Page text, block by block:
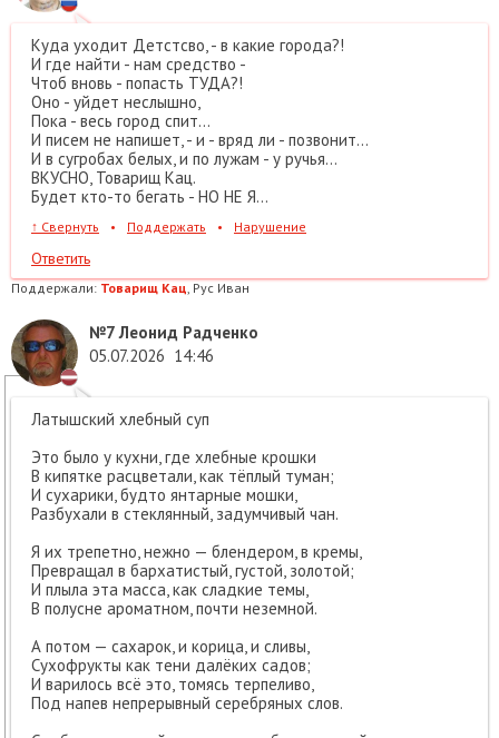
Куда уходит Детстсво, - в какие города?!
И где найти - нам средство -
Чтоб вновь - попасть ТУДА?!
Оно - уйдет неслышно,
Пока - весь город спит...
И писем не напишет, - и - вряд ли - позвонит...
И в сугробах белых, и по лужам - у ручья...
ВКУСНО, Товарищ Кац.
Будет кто-то бегать - НО НЕ Я...
↑ Свернуть • Поддержать • Нарушение
Ответить
Поддержали: Товарищ Кац , Рус Иван
№7Леонид Радченко
05.07.2026 14:46
Латышский хлебный суп
Это было у кухни, где хлебные крошки
В кипятке расцветали, как тёплый туман;
И сухарики, будто янтарные мошки,
Разбухали в стеклянный, задумчивый чан.
Я их трепетно, нежно — блендером, в кремы,
Превращал в бархатистый, густой, золотой;
И плыла эта масса, как сладкие темы,
В полусне ароматном, почти неземной.
А потом — сахарок, и корица, и сливы,
Сухофрукты как тени далёких садов;
И варилось всё это, томясь терпеливо,
Под напев непрерывный серебряных слов.